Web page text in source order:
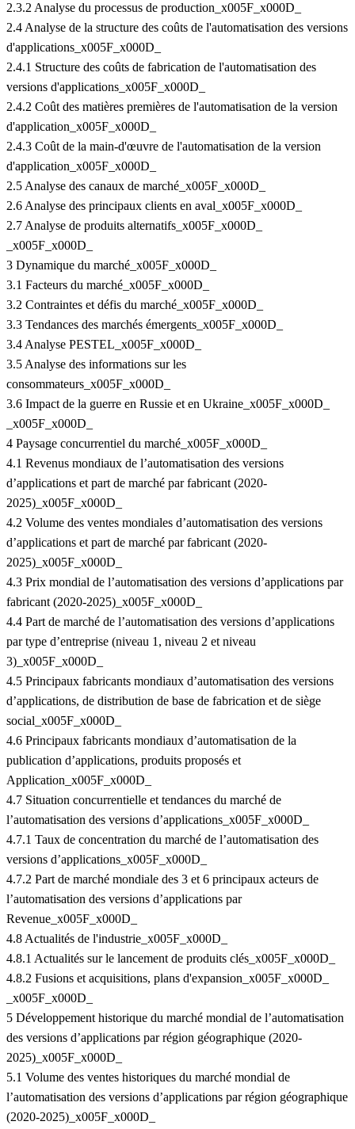
2.3.2 Analyse du processus de production_x005F_x000D_
2.4 Analyse de la structure des coûts de l'automatisation des versions
d'applications_x005F_x000D_
2.4.1 Structure des coûts de fabrication de l'automatisation des
versions d'applications_x005F_x000D_
2.4.2 Coût des matières premières de l'automatisation de la version
d'application_x005F_x000D_
2.4.3 Coût de la main-d'œuvre de l'automatisation de la version
d'application_x005F_x000D_
2.5 Analyse des canaux de marché_x005F_x000D_
2.6 Analyse des principaux clients en aval_x005F_x000D_
2.7 Analyse de produits alternatifs_x005F_x000D_
_x005F_x000D_
3 Dynamique du marché_x005F_x000D_
3.1 Facteurs du marché_x005F_x000D_
3.2 Contraintes et défis du marché_x005F_x000D_
3.3 Tendances des marchés émergents_x005F_x000D_
3.4 Analyse PESTEL_x005F_x000D_
3.5 Analyse des informations sur les
consommateurs_x005F_x000D_
3.6 Impact de la guerre en Russie et en Ukraine_x005F_x000D_
_x005F_x000D_
4 Paysage concurrentiel du marché_x005F_x000D_
4.1 Revenus mondiaux de l’automatisation des versions
d’applications et part de marché par fabricant (2020-
2025)_x005F_x000D_
4.2 Volume des ventes mondiales d’automatisation des versions
d’applications et part de marché par fabricant (2020-
2025)_x005F_x000D_
4.3 Prix mondial de l’automatisation des versions d’applications par
fabricant (2020-2025)_x005F_x000D_
4.4 Part de marché de l’automatisation des versions d’applications
par type d’entreprise (niveau 1, niveau 2 et niveau
3)_x005F_x000D_
4.5 Principaux fabricants mondiaux d’automatisation des versions
d’applications, de distribution de base de fabrication et de siège
social_x005F_x000D_
4.6 Principaux fabricants mondiaux d’automatisation de la
publication d’applications, produits proposés et
Application_x005F_x000D_
4.7 Situation concurrentielle et tendances du marché de
l’automatisation des versions d’applications_x005F_x000D_
4.7.1 Taux de concentration du marché de l’automatisation des
versions d’applications_x005F_x000D_
4.7.2 Part de marché mondiale des 3 et 6 principaux acteurs de
l’automatisation des versions d’applications par
Revenue_x005F_x000D_
4.8 Actualités de l'industrie_x005F_x000D_
4.8.1 Actualités sur le lancement de produits clés_x005F_x000D_
4.8.2 Fusions et acquisitions, plans d'expansion_x005F_x000D_
_x005F_x000D_
5 Développement historique du marché mondial de l’automatisation
des versions d’applications par région géographique (2020-
2025)_x005F_x000D_
5.1 Volume des ventes historiques du marché mondial de
l’automatisation des versions d’applications par région géographique
(2020-2025)_x005F_x000D_